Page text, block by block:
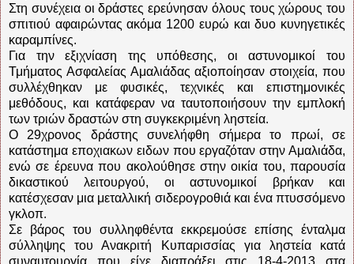
Στη συνέχεια οι δράστες ερεύνησαν όλους τους χώρους του
σπιτιού αφαιρώντας ακόμα 1200 ευρώ και δυο κυνηγετικές
καραμπίνες.
Για την εξιχνίαση της υπόθεσης, οι αστυνομικοί του
Τμήματος Ασφαλείας Αμαλιάδας αξιοποίησαν στοιχεία, που
συλλέχθηκαν με φυσικές, τεχνικές και επιστημονικές
μεθόδους, και κατάφεραν να ταυτοποιήσουν την εμπλοκή
των τριών δραστών στη συγκεκριμένη ληστεία.
Ο 29χρονος δράστης συνελήφθη σήμερα το πρωί, σε
κατάστημα εποχιακων ειδων που εργαζόταν στην Αμαλιάδα,
ενώ σε έρευνα που ακολούθησε στην οικία του, παρουσία
δικαστικού λειτουργού, οι αστυνομικοί βρήκαν και
κατέσχεσαν μια μεταλλική σιδερογροθιά και ένα πτυσσόμενο
γκλοπ.
Σε βάρος του συλληφθέντα εκκρεμούσε επίσης ένταλμα
σύλληψης του Ανακριτή Κυπαρισσίας για ληστεία κατά
συναυτουργία που είχε διαπράξει στις 18-4-2013 στα